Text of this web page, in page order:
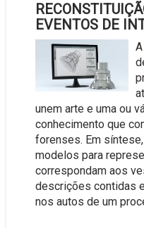
EVENTOS DE
unem arte e uma ou
conhecimento que
forenses. Em
modelos para
correspondam aos
descrições contidas
nos autos de um